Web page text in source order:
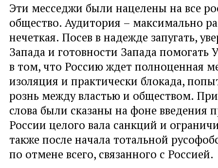
Эти месседжи были нацелены на все
общество. Аудитория – максимально
нечеткая. Посев в надежде запугать,
Запада и готовности Запада помогать
в том, что Россию ждет полноценная
изоляция и практически блокада,
рознь между властью и обществом.
слова были сказаны на фоне введения
России целого вала санкций и
также после начала тотальной
по отмене всего, связанного с Россией.